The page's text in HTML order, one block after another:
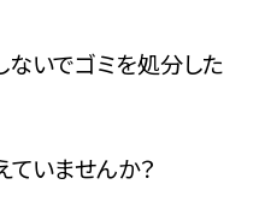
ないでゴミを処分した
いませんか？